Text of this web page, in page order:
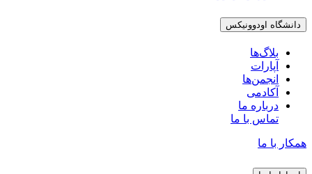
دانشگاه اودوونیکس
بلاگ‌ها
آپارات
انجمن‌ها
آکادمی
درباره ما
تماس با ما
همکار با ما